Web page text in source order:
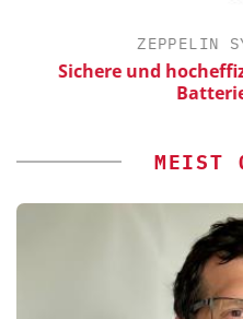
ZEPPELIN
Sichere und
MEIST